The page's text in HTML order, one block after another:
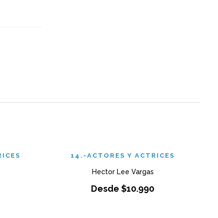
14.-ACTORES Y ACTRICES
Hector Lee Vargas
Desde$10.990